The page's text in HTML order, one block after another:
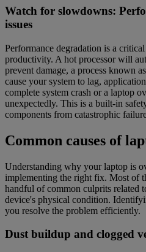
Watch for slowdowns:
issues
Performance degradation is a
productivity. A hot processor will
prevent damage, a process known
cause your system to lag,
complete system crash or a laptop
unexpectedly. This is a built-in
components from catastrophic
Common causes of
Understanding why your laptop is
implementing the right fix. Most of
handful of common culprits related
device's physical condition.
you resolve the problem efficiently.
Dust buildup and clogged